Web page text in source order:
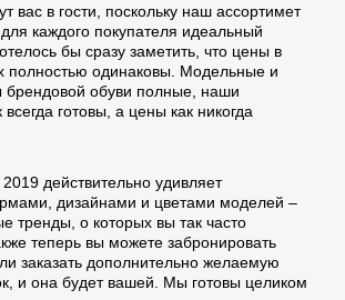
вас в гости, поскольку наш аccортимет
каждого покупателя идеальный
бы сразу заметить, что цены в
полностью одинаковы. Модельные и
обуви полные, наши
всегда готовы, а цены как никогда
действительно удивляет
дизайнами и цветами моделей –
тренды, о которых вы так часто
теперь вы можете забронировать
заказать дополнительно желаемую
и она будет вашей. Мы готовы целиком